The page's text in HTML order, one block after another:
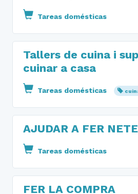
Tareas domésticas
Tallers de cuina i
cuinar a casa
Tareas domésticas
AJUDAR A FER
Tareas domésticas
FER LA COMPRA